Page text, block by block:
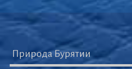
Природа Бурятии